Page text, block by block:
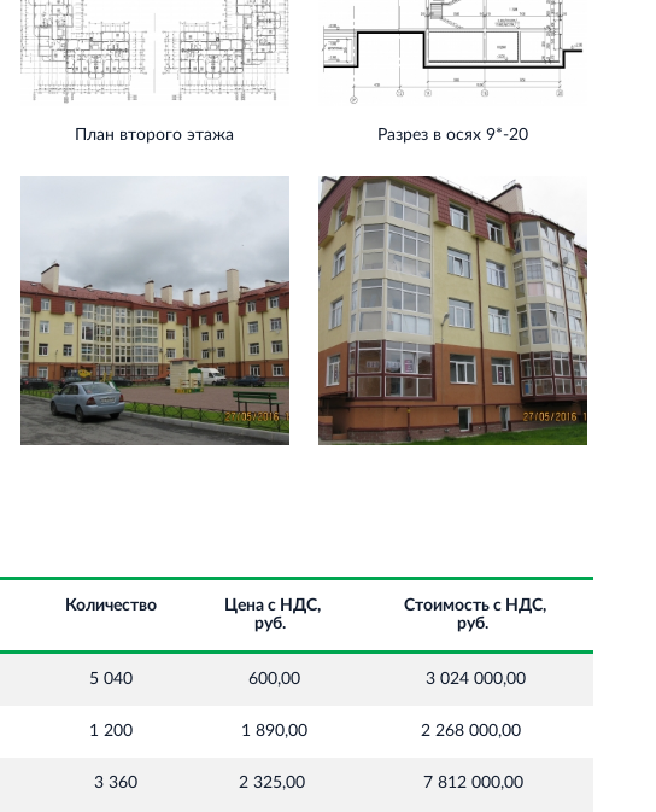
План второго этажа Разрез в осях 9*-20
Количество
Цена с НДС,
руб.
Стоимость с НДС,
руб.
5 040 600,00 3 024 000,00
1 200 1 890,00 2 268 000,00
3 360 2 325,00 7 812 000,00